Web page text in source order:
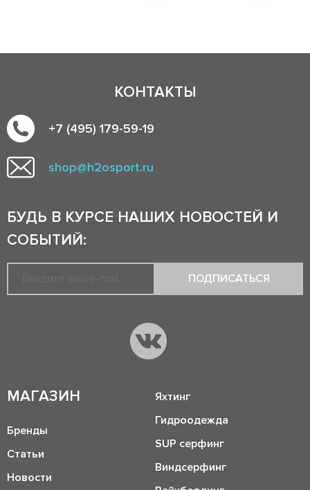
КОНТАКТЫ
+7 (495) 179-59-19
shop@h2osport.ru
БУДЬ В КУРСЕ НАШИХ НОВОСТЕЙ И
СОБЫТИЙ:
ПОДПИСАТЬСЯ
МАГАЗИН
Бренды
Статьи
Новости
Яхтинг
Гидроодежда
SUP серфинг
Виндсерфинг